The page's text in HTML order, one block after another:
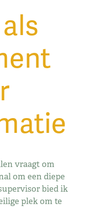
vraagt om
om een diepe
bied ik
plek om te